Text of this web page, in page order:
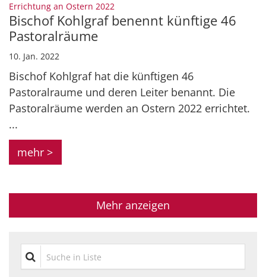
Errichtung an Ostern 2022
Bischof Kohlgraf benennt künftige 46
Pastoralräume
10. Jan. 2022
Bischof Kohlgraf hat die künftigen 46
Pastoralraume und deren Leiter benannt. Die
Pastoralräume werden an Ostern 2022 errichtet.
...
mehr >
Mehr anzeigen
Suche in Liste